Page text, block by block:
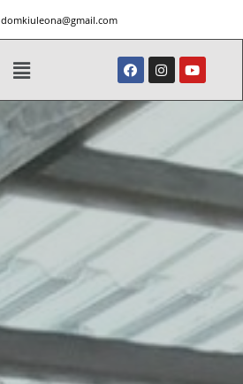
domkiuleona@gmail.com